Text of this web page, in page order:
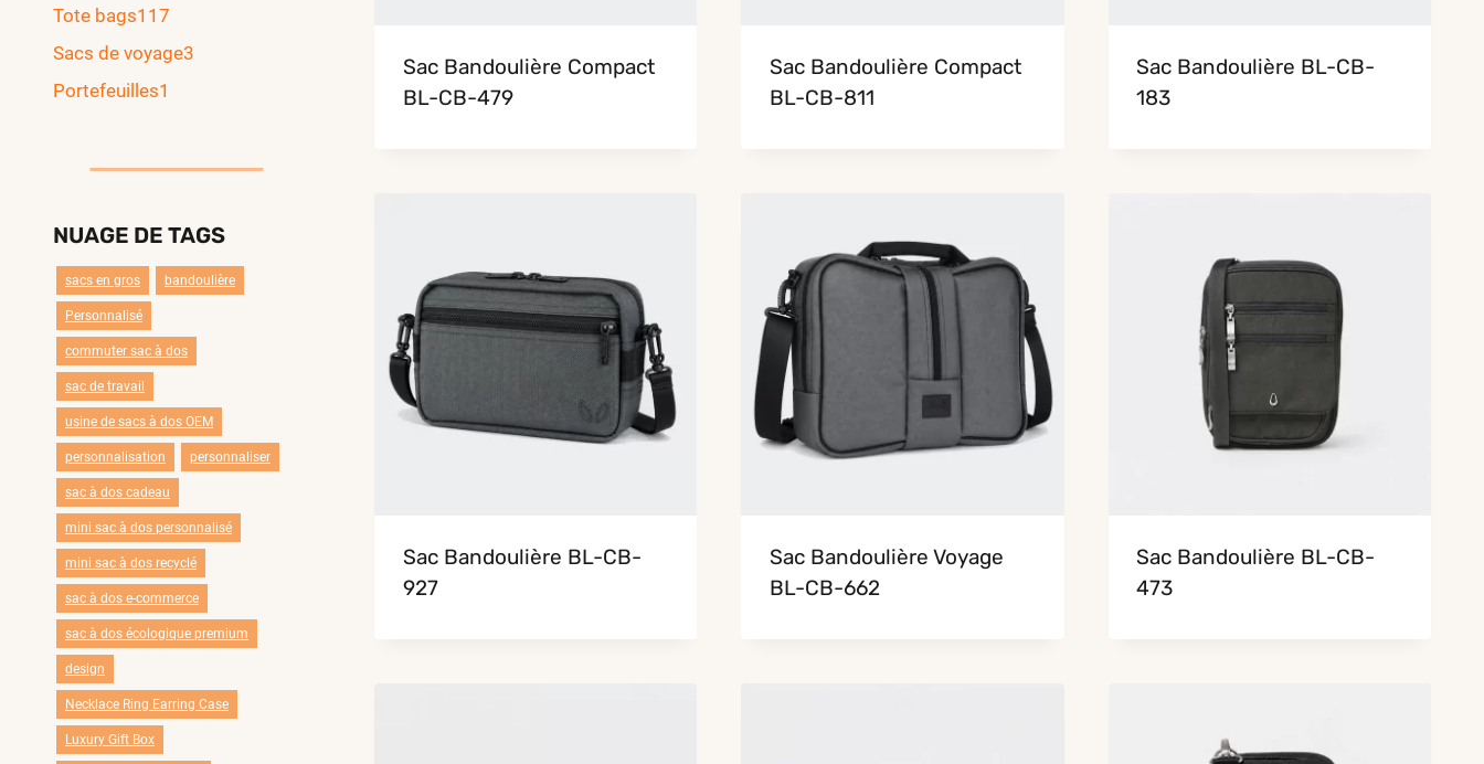
Sac Bandoulière Compact
BL-CB-479
Sac Bandoulière Compact
BL-CB-811
Sac Bandoulière BL-CB-
183
Sac Bandoulière BL-CB-
927
Sac Bandoulière Voyage
BL-CB-662
Sac Bandoulière BL-CB-
473
Tote bags117
Sacs de voyage3
Portefeuilles1
NUAGE DE TAGS
sacs en gros bandoulière
Personnalisé
commuter sac à dos
sac de travail
usine de sacs à dos OEM
personnalisation personnaliser
sac à dos cadeau
mini sac à dos personnalisé
mini sac à dos recyclé
sac à dos e-commerce
sac à dos écologique premium
design
Necklace Ring Earring Case
Luxury Gift Box